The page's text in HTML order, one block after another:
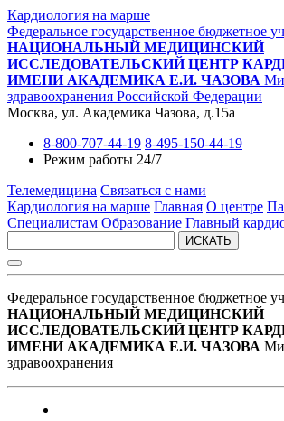
Кардиология на марше
Федеральное государственное бюджетное
НАЦИОНАЛЬНЫЙ МЕДИЦИНСКИЙ
ИССЛЕДОВАТЕЛЬСКИЙ ЦЕНТР
ИМЕНИ АКАДЕМИКА Е.И. ЧАЗОВА
здравоохранения Российской Федерации
Москва, ул. Академика Чазова, д.15а
8-800-707-44-19 8-495-150-44-19
Режим работы 24/7
Телемедицина Связаться с нами
Кардиология на марше Главная О центре
Специалистам Образование Главный
ИСКАТЬ
Федеральное государственное бюджетное
НАЦИОНАЛЬНЫЙ МЕДИЦИНСКИЙ
ИССЛЕДОВАТЕЛЬСКИЙ ЦЕНТР
ИМЕНИ АКАДЕМИКА Е.И. ЧАЗОВА
здравоохранения